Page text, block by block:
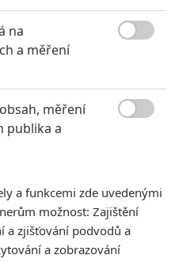
polda s ještě drsnějším
který je svědkem smrti
náhodou, na Štědrý večer při
byl vážně zraněný a kulka jej
každou minutu každého dne jen
syna pomstít.
( RoboCop, Sebevražedný
na
a měření
měření
publika a
a funkcemi zde uvedenými
možnost: Zajištění
a zjišťování podvodů a
a zobrazování